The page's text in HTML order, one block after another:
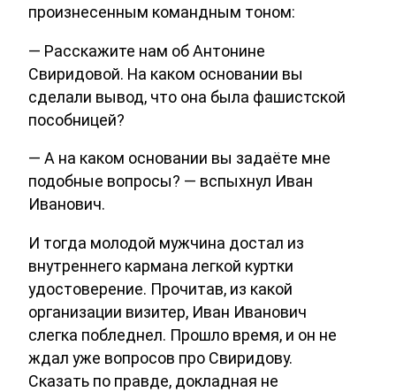
произнесенным командным тоном:
— Расскажите нам об Антонине
Свиридовой. На каком основании вы
сделали вывод, что она была фашистской
пособницей?
— А на каком основании вы задаёте мне
подобные вопросы? — вспыхнул Иван
Иванович.
И тогда молодой мужчина достал из
внутреннего кармана легкой куртки
удостоверение. Прочитав, из какой
организации визитер, Иван Иванович
слегка побледнел. Прошло время, и он не
ждал уже вопросов про Свиридову.
Сказать по правде, докладная не